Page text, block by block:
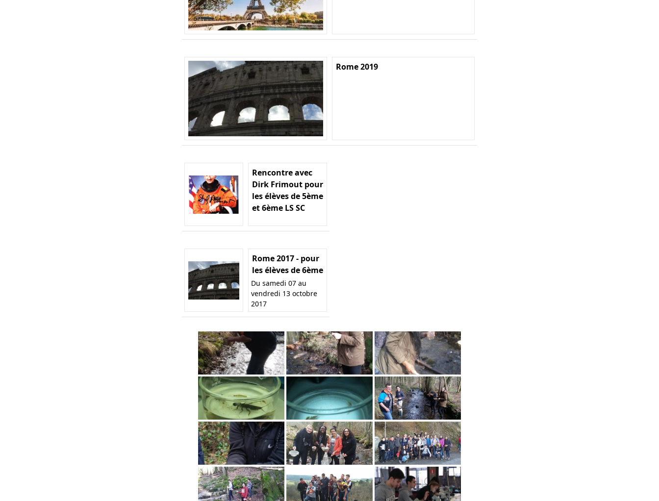
Rome 2019
Rencontre avec
Dirk Frimout pour
les élèves de 5ème
et 6ème LS SC
Rome 2017 - pour
les élèves de 6ème
Du samedi 07 au
vendredi 13 octobre
2017